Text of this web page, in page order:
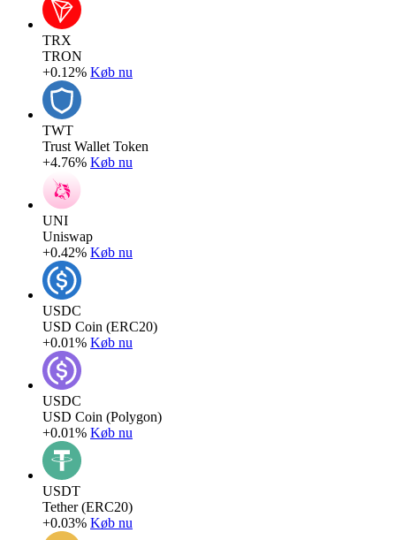
TRX
TRON
+0.12% Køb nu
TWT
Trust Wallet Token
+4.76% Køb nu
UNI
Uniswap
+0.42% Køb nu
USDC
USD Coin (ERC20)
+0.01% Køb nu
USDC
USD Coin (Polygon)
+0.01% Køb nu
USDT
Tether (ERC20)
+0.03% Køb nu